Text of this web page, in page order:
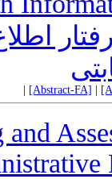
[Abstract-FA]
and